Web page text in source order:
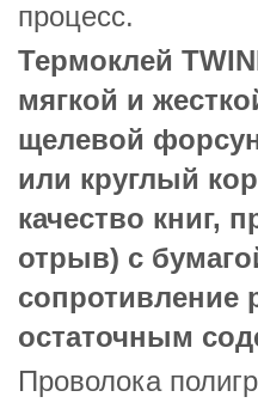
процесс.
Термоклей
мягкой и
щелевой
или круглый
качество книг,
отрыв) с
сопротивление
остаточным
Проволока